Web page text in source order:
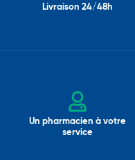
Livraison 24/48h
Un pharmacien à votre
service